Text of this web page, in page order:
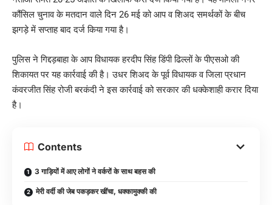
कौंसिल चुनाव के मतदान वाले दिन 26 मई को आप व शिअद समर्थकों के बीच
झगड़े में सप्ताह बाद दर्ज किया गया है।
पुलिस ने गिद्दड़बाहा के आप विधायक हरदीप सिंह डिंपी ढिल्लों के पीएसओ की
शिकायत पर यह कार्रवाई की है। उधर शिअद के पूर्व विधायक व जिला प्रधान
कंवरजीत सिंह रोजी बरकंदी ने इस कार्रवाई को सरकार की धक्केशाही करार दिया
है।
Contents
3 गाड़ियों में आए लोगों ने वर्करों के साथ बहस की
मेरी वर्दी की जेब पकड़कर खींचा, धक्कामुक्की की